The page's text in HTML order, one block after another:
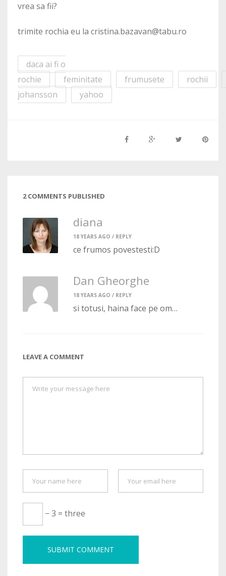
vrea sa fii?
trimite rochia eu la cristina.bazavan@tabu.ro
daca ai fi o
rochie
feminitate frumusete
rochii
johansson
yahoo
2 COMMENTS PUBLISHED
diana
18 YEARS AGO / REPLY
ce frumos povestesti:D
Dan Gheorghe
18 YEARS AGO / REPLY
si totusi, haina face pe om…
LEAVE A COMMENT
− 3 = three